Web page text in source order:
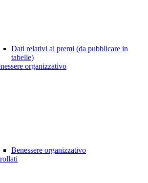
Dati relativi ai premi (da pubblicare in
tabelle)
organizzativo
Benessere organizzativo